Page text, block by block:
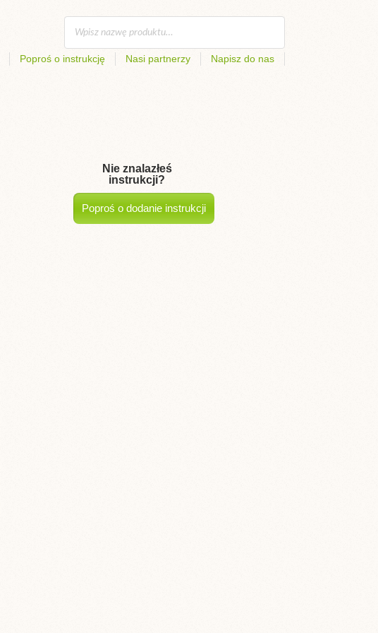
Poproś o instrukcję Nasi partnerzy Napisz do nas
Nie znalazłeś
instrukcji?
Poproś o dodanie instrukcji